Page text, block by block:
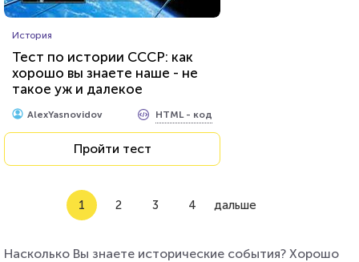
История
Тест по истории СССР: как
хорошо вы знаете наше - не
такое уж и далекое
прошлое?
AlexYasnovidov HTML - код
Пройти тест
1 2 3 4 дальше
Насколько Вы знаете исторические события? Хорошо